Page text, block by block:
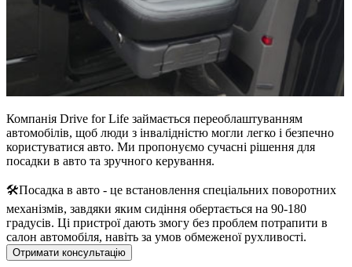
Компанія Drive for Life займається переоблаштуванням
автомобілів, щоб люди з інвалідністю могли легко і безпечно
користуватися авто. Ми пропонуємо сучасні рішення для
посадки в авто та зручного керування.
🛠️️Посадка в авто - це встановлення спеціальних поворотних
механізмів, завдяки яким сидіння обертається на 90-180
градусів. Ці пристрої дають змогу без проблем потрапити в
салон автомобіля, навіть за умов обмеженої рухливості.
Отримати консультацію